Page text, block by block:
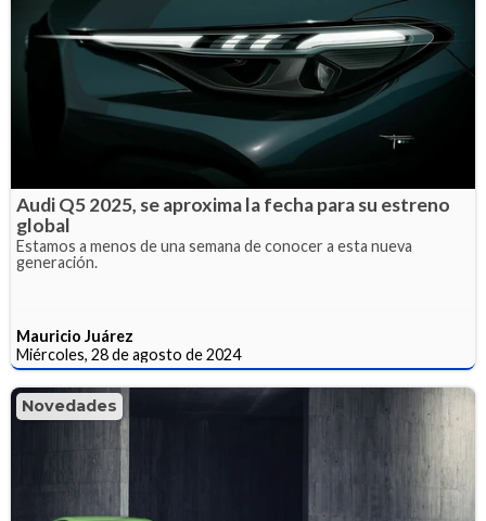
Audi Q5 2025, se aproxima la fecha para su estreno
global
Estamos a menos de una semana de conocer a esta nueva
generación.
Mauricio Juárez
Miércoles, 28 de agosto de 2024
Novedades